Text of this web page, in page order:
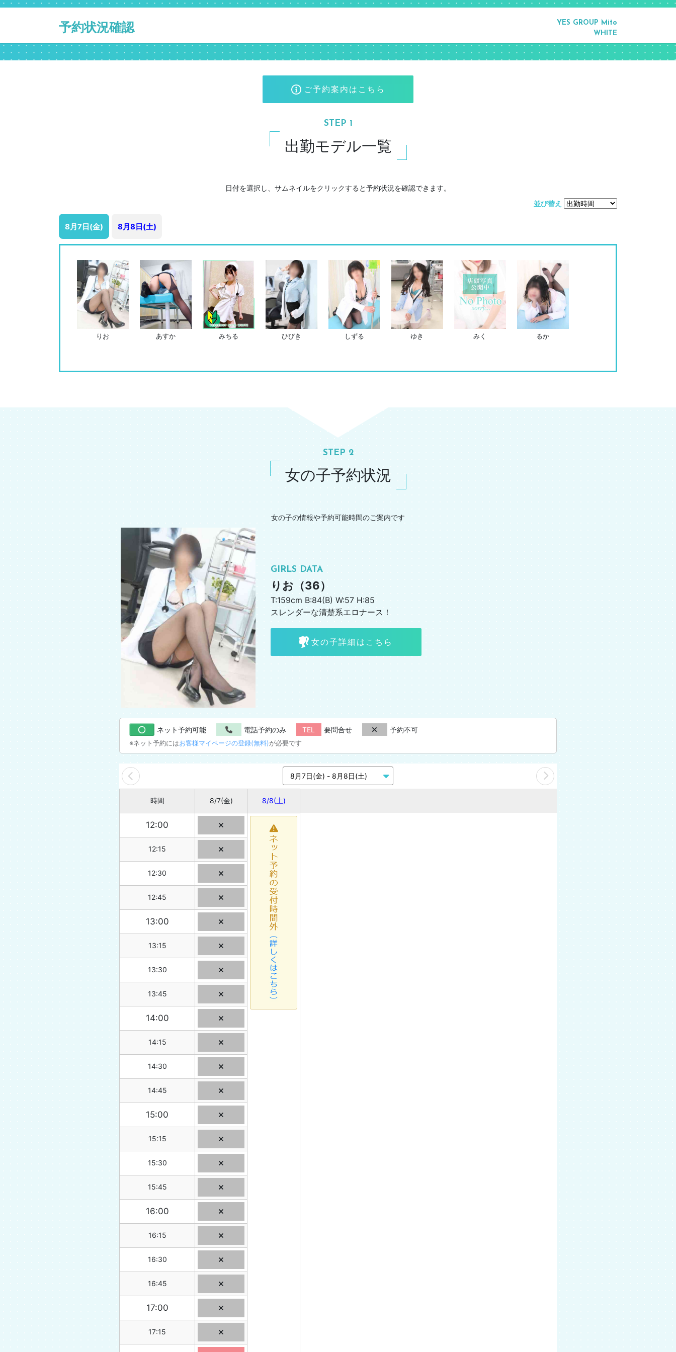
予約状況確認
YES GROUP Mito
WHITE
ご予約案内はこちら
STEP 1
出勤モデル一覧
日付を選択し、サムネイルをクリックすると予約状況を確認できます。
並び替え
8月7日(金) 8月8日(土)
りお あすか みちる ひびき しずる ゆき みく るか
STEP 2
女の子予約状況
女の子の情報や予約可能時間のご案内です
GIRLS DATA
りお（36）
T:159cm B:84(B) W:57 H:85
スレンダーな清楚系エロナース！
女の子詳細はこちら
ネット予約可能 電話予約のみ TEL 要問合せ 予約不可
※ネット予約にはお客様マイページの登録(無料)が必要です
時間 8/7(金) 8/8(土)
12:00
12:15
12:30
12:45
13:00
13:15
13:30
13:45
14:00
14:15
14:30
14:45
15:00
15:15
15:30
15:45
16:00
16:15
16:30
16:45
17:00
17:15